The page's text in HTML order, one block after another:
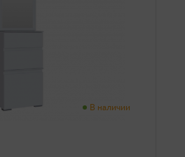
В наличии